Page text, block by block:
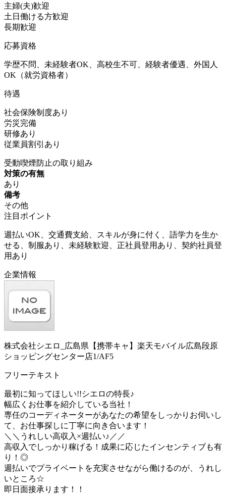
主婦(夫)歓迎
土日働ける方歓迎
長期歓迎
応募資格
学歴不問、未経験者OK、高校生不可、経験者優遇、外国人
OK（就労資格者）
待遇
社会保険制度あり
労災完備
研修あり
従業員割引あり
受動喫煙防止の取り組み
対策の有無
あり
備考
その他
注目ポイント
週払いOK、交通費支給、スキルが身に付く、語学力を生か
せる、制服あり、未経験歓迎、正社員登用あり、契約社員登
用あり
企業情報
株式会社シエロ_広島県【携帯キャ】楽天モバイル広島段原
ショッピングセンター店1/AF5
フリーテキスト
最初に知ってほしい!!シエロの特長♪
幅広くお仕事を紹介している当社！
専任のコーディネーターがあなたの希望をしっかりお伺いし
て、お仕事探しに丁寧に向き合います！
＼＼うれしい高収入×週払い♪／／
高収入でしっかり稼げる！成果に応じたインセンティブも有
り！◎
週払いでプライベートを充実させながら働けるのが、うれし
いところ☆
即日面接承ります！！